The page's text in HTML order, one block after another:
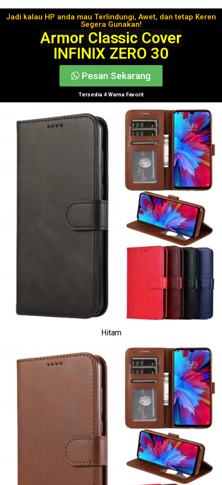
Jadi kalau HP anda mau Terlindungi, Awet, dan tetap Keren
Segera Gunakan!
Armor Classic Cover
INFINIX ZERO 30
Pesan Sekarang
Tersedia 4 Warna Favorit
Hitam